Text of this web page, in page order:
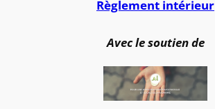
Règlement intérieur
Avec le soutien de